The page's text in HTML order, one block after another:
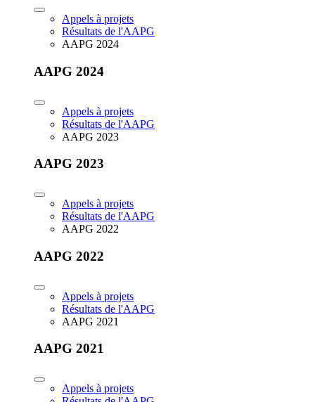
Appels à projets
Résultats de l'AAPG
AAPG 2024
AAPG 2024
Appels à projets
Résultats de l'AAPG
AAPG 2023
AAPG 2023
Appels à projets
Résultats de l'AAPG
AAPG 2022
AAPG 2022
Appels à projets
Résultats de l'AAPG
AAPG 2021
AAPG 2021
Appels à projets